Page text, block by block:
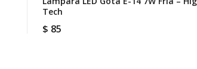
Tech
$ 85